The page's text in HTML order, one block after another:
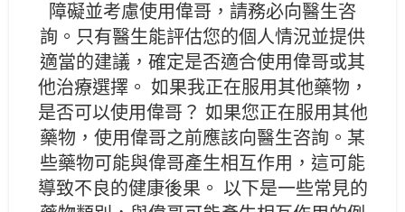
障礙並考慮使用偉哥，請務必向醫生咨
詢。只有醫生能評估您的個人情況並提供
適當的建議，確定是否適合使用偉哥或其
他治療選擇。 如果我正在服用其他藥物，
是否可以使用偉哥？ 如果您正在服用其他
藥物，使用偉哥之前應該向醫生咨詢。某
些藥物可能與偉哥產生相互作用，這可能
導致不良的健康後果。 以下是一些常見的